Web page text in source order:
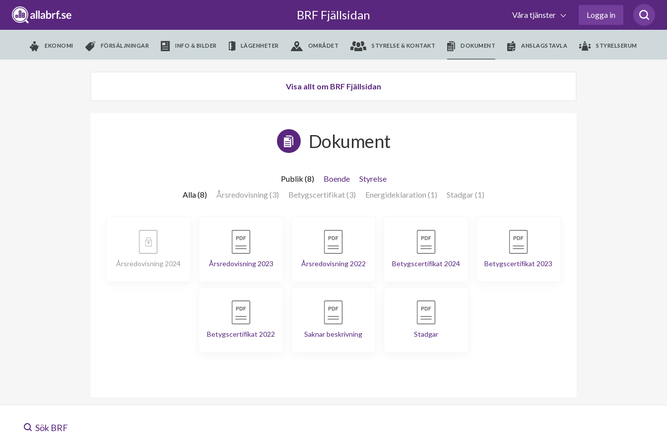
BRF Fjällsidan Våra tjänster Logga in
EKONOMI FÖRSÄLJNINGAR INFO & BILDER LÄGENHETER OMRÅDET STYRELSE & KONTAKT DOKUMENT ANSLAGSTAVLA STYRELSERUM
Visa allt om BRF Fjällsidan
Dokument
Publik (8) Boende
Styrelse
Alla (8)
Årsredovisning (3) Betygscertifikat (3) Energideklaration (1) Stadgar (1)
Årsredovisning 2024 Årsredovisning 2023 Årsredovisning 2022 Betygscertifikat 2024 Betygscertifikat 2023
Betygscertifikat 2022 Saknar beskrivning Stadgar
Sök BRF